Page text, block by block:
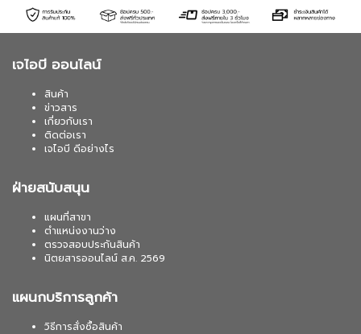
เจไอบี ออนไลน์
สินค้า
ข่าวสาร
เกี่ยวกับเรา
ติดต่อเรา
เจไอบี ดีอย่างไร
ฝ่ายสนับสนุน
แผนที่สาขา
ตำแหน่งงานว่าง
ตรวจสอบประกันสินค้า
นิตยสารออนไลน์ ส.ค. 2569
แผนกบริการลูกค้า
วิธีการสั่งซื้อสินค้า